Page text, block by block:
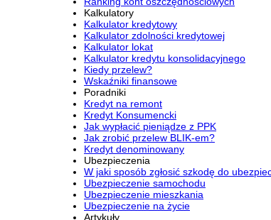
Kalkulatory
Kalkulator kredytowy
Kalkulator zdolności kredytowej
Kalkulator lokat
Kalkulator kredytu konsolidacyjnego
Kiedy przelew?
Wskaźniki finansowe
Poradniki
Kredyt na remont
Kredyt Konsumencki
Jak wypłacić pieniądze z PPK
Jak zrobić przelew BLIK-em?
Kredyt denominowany
Ubezpieczenia
W jaki sposób zgłosić szkodę do
Ubezpieczenie samochodu
Ubezpieczenie mieszkania
Ubezpieczenie na życie
Artykuły